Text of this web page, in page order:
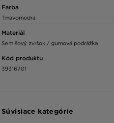
Farba
Tmavomodrá
Materiál
Semišový zvršok / gumová podrážka
Kód produktu
39316701
Súvisiace kategórie